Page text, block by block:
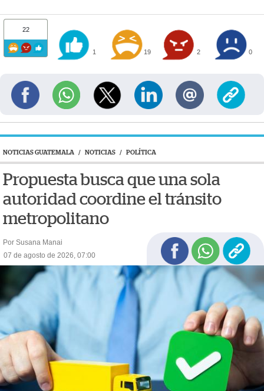
22
1 19 2 0
NOTICIAS GUATEMALA / NOTICIAS / POLÍTICA
Propuesta busca que una sola
autoridad coordine el tránsito
metropolitano
Por Susana Manai
07 de agosto de 2026, 07:00